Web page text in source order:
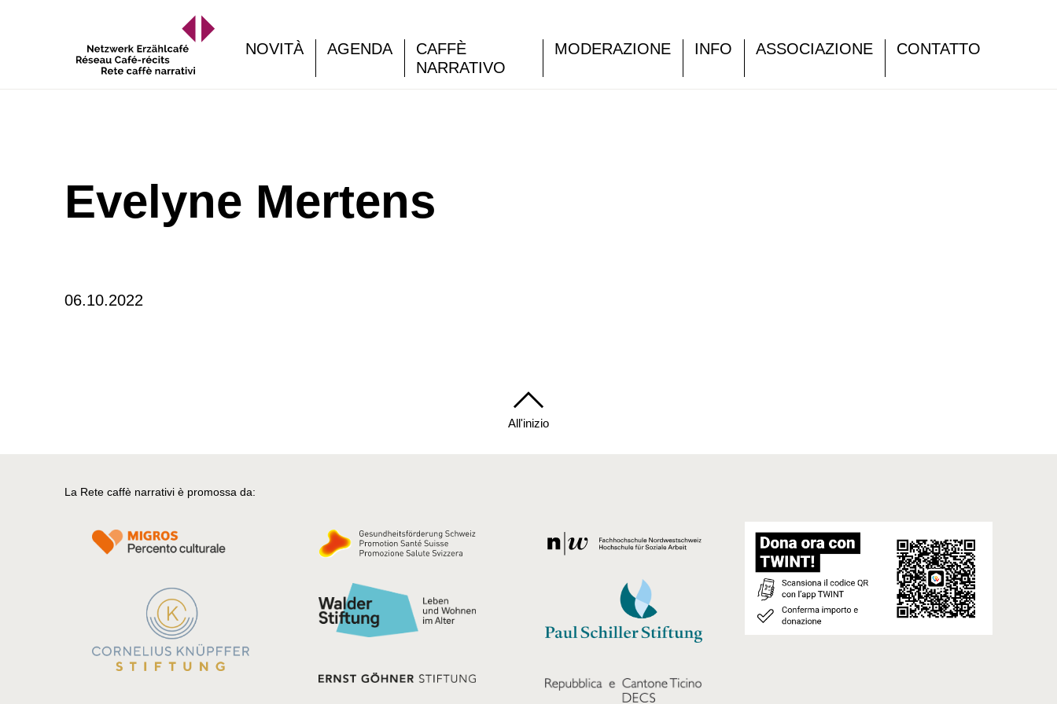
NOVITÀ AGENDA
CAFFÈ
NARRATIVO
MODERAZIONE INFO ASSOCIAZIONE CONTATTO
Evelyne Mertens
06.10.2022
All'inizio
La Rete caffè narrativi è promossa da: